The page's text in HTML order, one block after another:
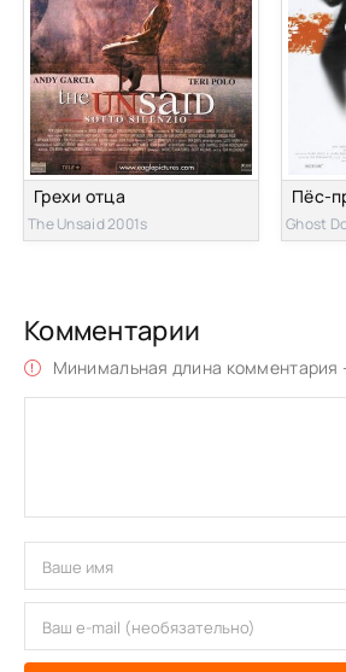
Грехи отца
The Unsaid 2001s
Комментарии
Минимальная длина комментария